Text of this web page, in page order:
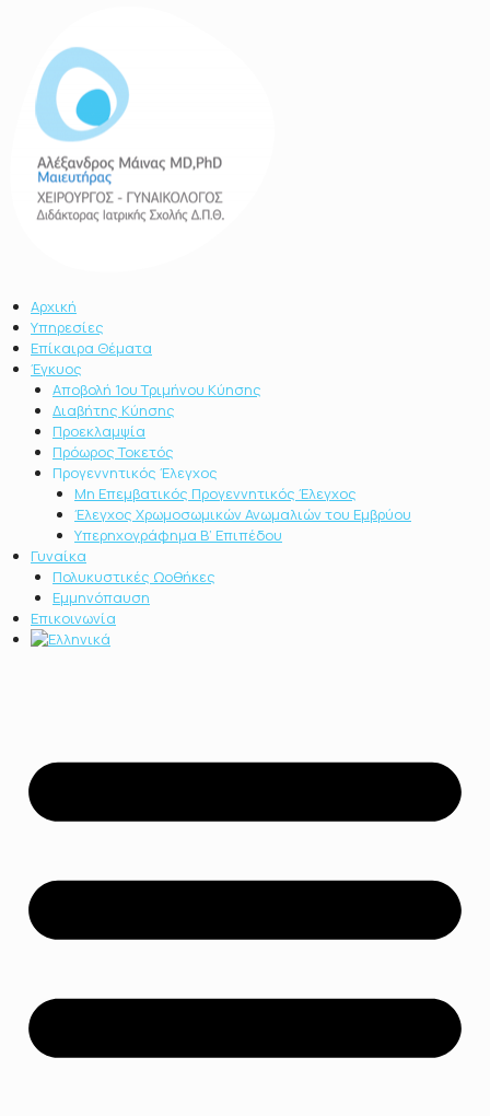
Αρχική
Υπηρεσίες
Επίκαιρα Θέματα
Έγκυος
Αποβολή 1ου Τριμήνου Κύησης
Διαβήτης Κύησης
Προεκλαμψία
Πρόωρος Τοκετός
Προγεννητικός Έλεγχος
Μη Επεμβατικός Προγεννητικός Έλεγχος
Έλεγχος Χρωμοσωμικών Ανωμαλιών του Εμβρύου
Υπερηχογράφημα Β’ Επιπέδου
Γυναίκα
Πολυκυστικές Ωοθήκες
Εμμηνόπαυση
Επικοινωνία